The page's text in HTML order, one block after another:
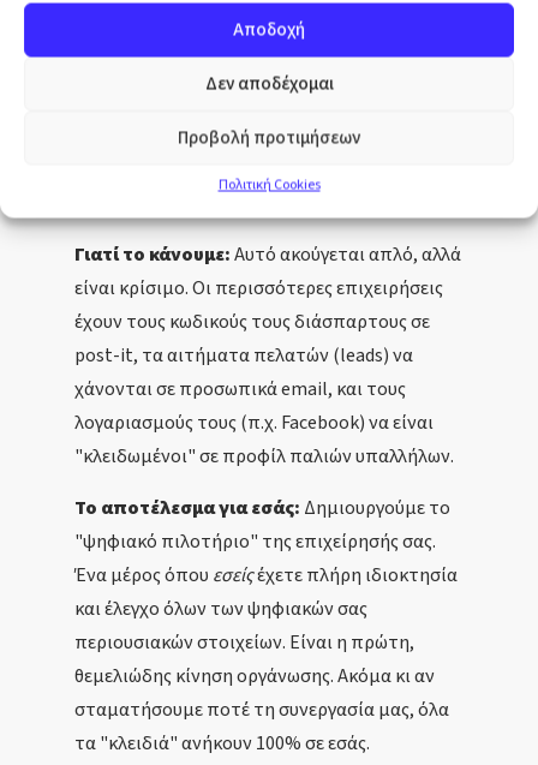
Αποδοχή
Δεν αποδέχομαι
Προβολή προτιμήσεων
Πολιτική Cookies
Δημιουργούμε ένα ειδικό Gmail
για τη συγκέντρωση όλων των ειδοποιήσεων,
αναφορών και κωδικών πρόσβασης.
Γιατί το κάνουμε:Αυτό ακούγεται απλό, αλλά
είναι κρίσιμο. Οι περισσότερες επιχειρήσεις
έχουν τους κωδικούς τους διάσπαρτους σε
post-it, τα αιτήματα πελατών (leads) να
χάνονται σε προσωπικά email, και τους
λογαριασμούς τους (π.χ. Facebook) να είναι
"κλειδωμένοι" σε προφίλ παλιών υπαλλήλων.
Το αποτέλεσμα για εσάς: Δημιουργούμε το
"ψηφιακό πιλοτήριο" της επιχείρησής σας.
Ένα μέρος όπου εσείςέχετε πλήρη ιδιοκτησία
και έλεγχο όλων των ψηφιακών σας
περιουσιακών στοιχείων. Είναι η πρώτη,
θεμελιώδης κίνηση οργάνωσης. Ακόμα κι αν
σταματήσουμε ποτέ τη συνεργασία μας, όλα
τα "κλειδιά" ανήκουν 100% σε εσάς.